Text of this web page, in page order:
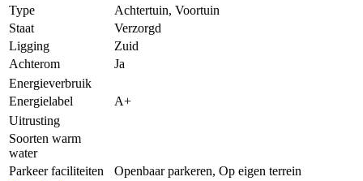
Type
Achtertuin, Voortuin
Staat
Verzorgd
Ligging
Zuid
Achterom
Ja
Energieverbruik
Energielabel
A+
Uitrusting
Soorten warm
water
Parkeer faciliteiten
Openbaar parkeren, Op eigen terrein